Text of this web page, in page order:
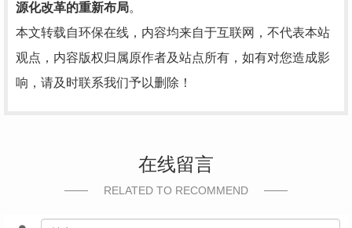
源化改革的重新布局。
本文转载自环保在线，内容均来自于互联网，不代表本站
观点，内容版权归属原作者及站点所有，如有对您造成影
响，请及时联系我们予以删除！
在线留言
RELATED TO RECOMMEND